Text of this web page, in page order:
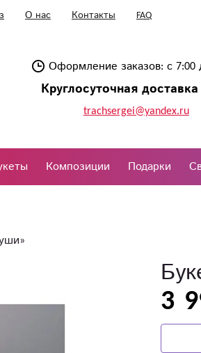
О нас Контакты FAQ
Оформление заказов: с 7:00
Круглосуточная
trachsergei@yandex.ru
Композиции Подарки
3